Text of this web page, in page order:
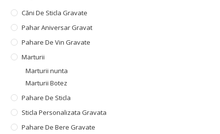
Căni De Sticla Gravate
Pahar Aniversar Gravat
Pahare De Vin Gravate
Marturii
Marturii nunta
Marturii Botez
Pahare De Sticla
Sticla Personalizata Gravata
Pahare De Bere Gravate